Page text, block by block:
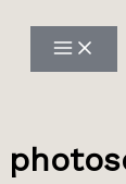
innehåll